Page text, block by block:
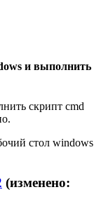
и выполнить
скрипт cmd
стол windows
(изменено: